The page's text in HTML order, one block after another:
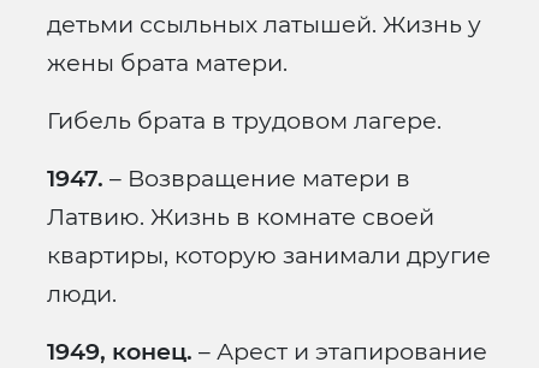
детьми ссыльных латышей. Жизнь у
жены брата матери.
Гибель брата в трудовом лагере.
1947. – Возвращение матери в
Латвию. Жизнь в комнате своей
квартиры, которую занимали другие
люди.
1949, конец. – Арест и этапирование